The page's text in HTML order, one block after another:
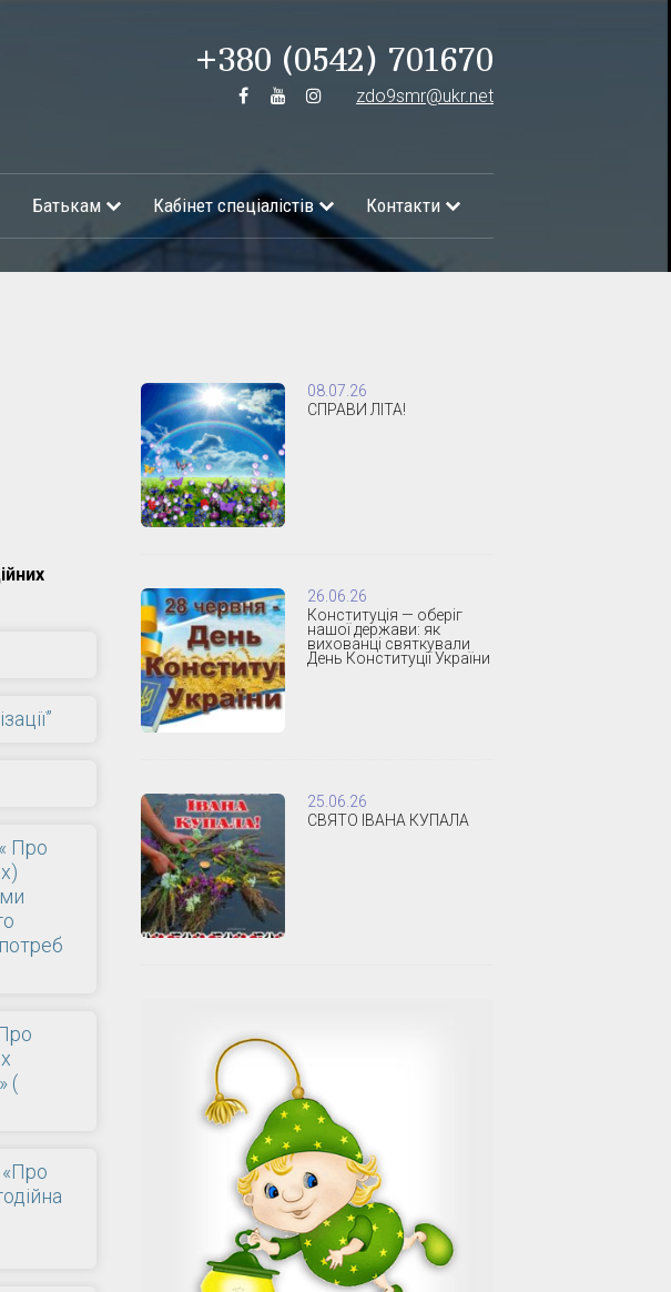
+380 (0542) 701670
zdo9smr@ukr.net
Батькам Кабінет спеціалістів Контакти
08.07.26
СПРАВИ ЛІТА!
26.06.26
Конституція — оберіг
нашої держави: як
вихованці святкували
День Конституції України
25.06.26
СВЯТО ІВАНА КУПАЛА
Про
(
«Про